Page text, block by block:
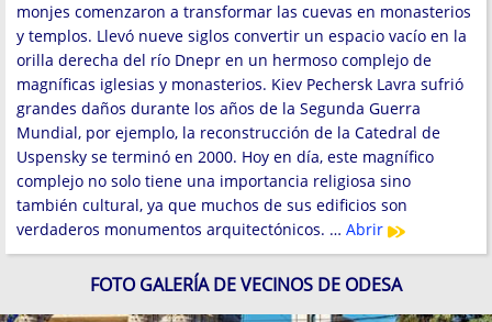
monjes comenzaron a transformar las cuevas en monasterios
y templos. Llevó nueve siglos convertir un espacio vacío en la
orilla derecha del río Dnepr en un hermoso complejo de
magníficas iglesias y monasterios. Kiev Pechersk Lavra sufrió
grandes daños durante los años de la Segunda Guerra
Mundial, por ejemplo, la reconstrucción de la Catedral de
Uspensky se terminó en 2000. Hoy en día, este magnífico
complejo no solo tiene una importancia religiosa sino
también cultural, ya que muchos de sus edificios son
verdaderos monumentos arquitectónicos. … Abrir
FOTO GALERÍA DE VECINOS DE ODESA